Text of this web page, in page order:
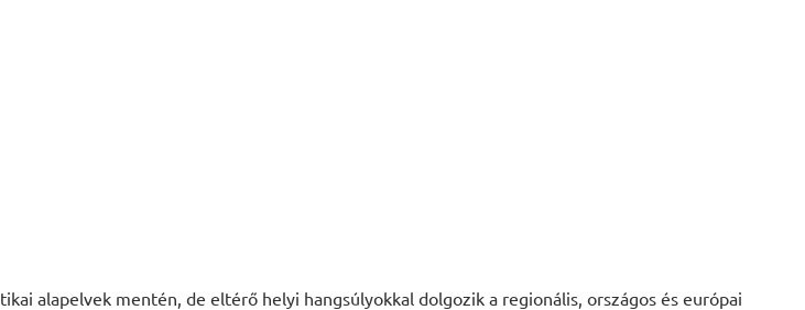
alapelvek mentén, de eltérő helyi hangsúlyokkal dolgozik a regionális, országos és európai